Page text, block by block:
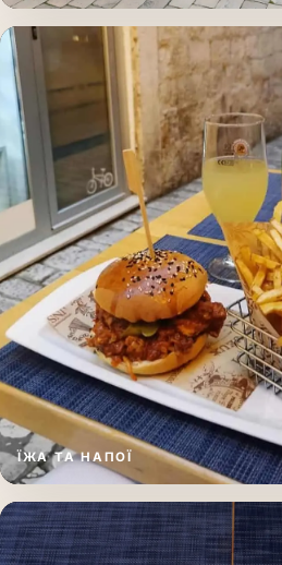
ЇЖА ТА НАПОЇ